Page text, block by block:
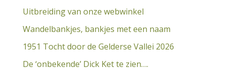
Uitbreiding van onze webwinkel
Wandelbankjes, bankjes met een naam
1951 Tocht door de Gelderse Vallei 2026
De ‘onbekende’ Dick Ket te zien….